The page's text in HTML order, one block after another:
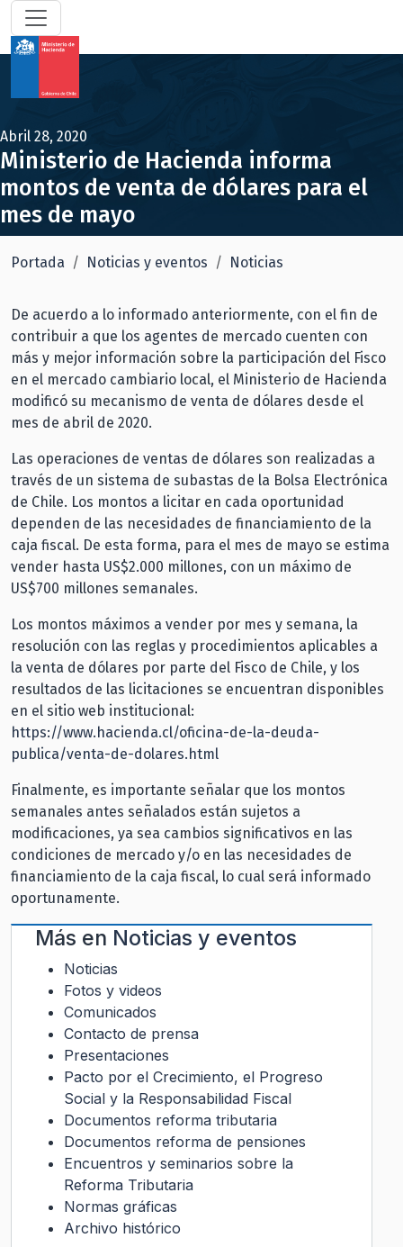
Abril 28, 2020
Ministerio de Hacienda informa
montos de venta de dólares para el
mes de mayo
Portada Noticias y eventos Noticias
De acuerdo a lo informado anteriormente, con el fin de
contribuir a que los agentes de mercado cuenten con
más y mejor información sobre la participación del Fisco
en el mercado cambiario local, el Ministerio de Hacienda
modificó su mecanismo de venta de dólares desde el
mes de abril de 2020.
Las operaciones de ventas de dólares son realizadas a
través de un sistema de subastas de la Bolsa Electrónica
de Chile. Los montos a licitar en cada oportunidad
dependen de las necesidades de financiamiento de la
caja fiscal. De esta forma, para el mes de mayo se estima
vender hasta US$2.000 millones, con un máximo de
US$700 millones semanales.
Los montos máximos a vender por mes y semana, la
resolución con las reglas y procedimientos aplicables a
la venta de dólares por parte del Fisco de Chile, y los
resultados de las licitaciones se encuentran disponibles
en el sitio web institucional:
https://www.hacienda.cl/oficina-de-la-deuda-
publica/venta-de-dolares.html
Finalmente, es importante señalar que los montos
semanales antes señalados están sujetos a
modificaciones, ya sea cambios significativos en las
condiciones de mercado y/o en las necesidades de
financiamiento de la caja fiscal, lo cual será informado
oportunamente.
Más en Noticias y eventos
Noticias
Fotos y videos
Comunicados
Contacto de prensa
Presentaciones
Pacto por el Crecimiento, el Progreso
Social y la Responsabilidad Fiscal
Documentos reforma tributaria
Documentos reforma de pensiones
Encuentros y seminarios sobre la
Reforma Tributaria
Normas gráficas
Archivo histórico